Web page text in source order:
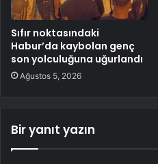
Sıfır noktasındaki
Habur’da kaybolan genç
son yolculuğuna uğurlandı
Ağustos 5, 2026
Bir yanıt yazın